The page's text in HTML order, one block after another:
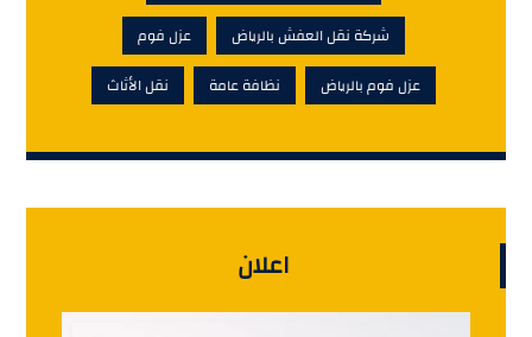
شركة نقل العفش بالرياض
عزل فوم
عزل فوم بالرياض
نظافة عامة نقل الأثاث
اعلان